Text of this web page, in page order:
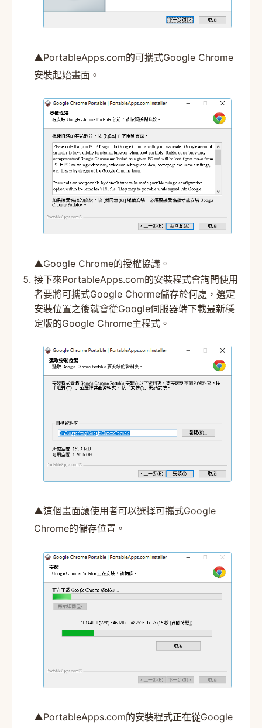
▲PortableApps.com的可攜式Google Chrome
安裝起始畫面。
▲Google Chrome的授權協議。
接下來PortableApps.com的安裝程式會詢問使用
者要將可攜式Google Chorme儲存於何處，選定
安裝位置之後就會從Google伺服器端下載最新穩
定版的Google Chrome主程式。
▲這個畫面讓使用者可以選擇可攜式Google
Chrome的儲存位置。
▲PortableApps.com的安裝程式正在從Google